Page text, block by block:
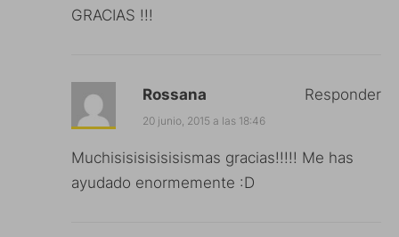
GRACIAS !!!
Rossana
20 junio, 2015 a las 18:46
Muchisisisisisisismas gracias!!!!! Me has
ayudado enormemente :D
Responder